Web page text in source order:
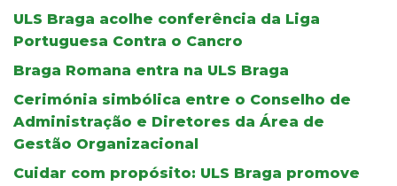
ULS Braga acolhe conferência da Liga
Portuguesa Contra o Cancro
Braga Romana entra na ULS Braga
Cerimónia simbólica entre o Conselho de
Administração e Diretores da Área de
Gestão Organizacional
Cuidar com propósito: ULS Braga promove